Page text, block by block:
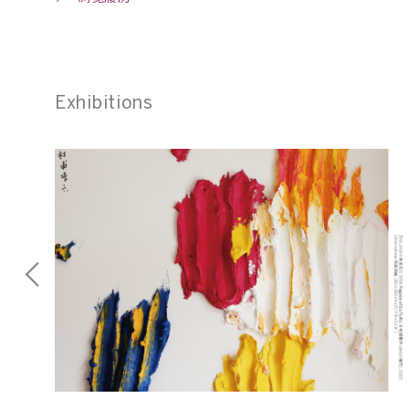
Exhibitions